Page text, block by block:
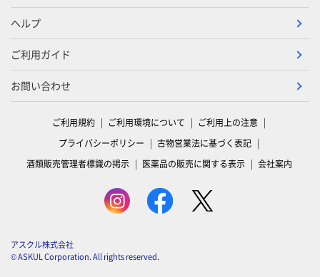
ヘルプ
ご利用ガイド
お問い合わせ
ご利用規約 ご利用環境について
ご利用上の注意
プライバシーポリシー
古物営業法に基づく表記
酒類販売管理者標識の掲示
医薬品の販売に関する表示 会社案内
アスクル株式会社
© ASKUL Corporation. All rights reserved.